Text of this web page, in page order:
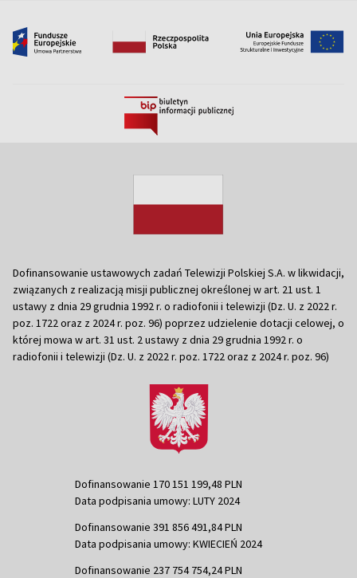
Dofinansowanie ustawowych zadań Telewizji Polskiej S.A. w likwidacji,
związanych z realizacją misji publicznej określonej w art. 21 ust. 1
ustawy z dnia 29 grudnia 1992 r. o radiofonii i telewizji (Dz. U. z 2022 r.
poz. 1722 oraz z 2024 r. poz. 96) poprzez udzielenie dotacji celowej, o
której mowa w art. 31 ust. 2 ustawy z dnia 29 grudnia 1992 r. o
radiofonii i telewizji (Dz. U. z 2022 r. poz. 1722 oraz z 2024 r. poz. 96)
Dofinansowanie 170 151 199,48 PLN
Data podpisania umowy: LUTY 2024
Dofinansowanie 391 856 491,84 PLN
Data podpisania umowy: KWIECIEŃ 2024
Dofinansowanie 237 754 754,24 PLN